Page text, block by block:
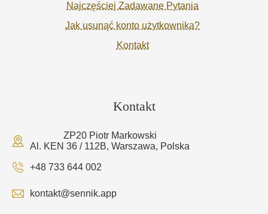
Najczęściej Zadawane Pytania
Jak usunąć konto użytkownika?
Kontakt
Kontakt
ZP20 Piotr Markowski
Al. KEN 36 / 112B, Warszawa, Polska
+48 733 644 002
kontakt@sennik.app